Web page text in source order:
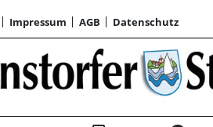
Impressum AGB Datenschutz